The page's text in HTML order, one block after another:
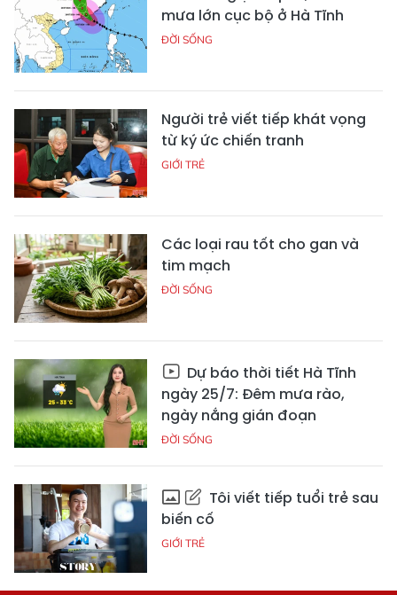
mưa lớn cục bộ ở Hà Tĩnh
ĐỜI SỐNG
Người trẻ viết tiếp khát vọng
từ ký ức chiến tranh
GIỚI TRẺ
Các loại rau tốt cho gan và
tim mạch
ĐỜI SỐNG
Dự báo thời tiết Hà Tĩnh
ngày 25/7: Đêm mưa rào,
ngày nắng gián đoạn
ĐỜI SỐNG
Tôi viết tiếp tuổi trẻ sau
biến cố
GIỚI TRẺ